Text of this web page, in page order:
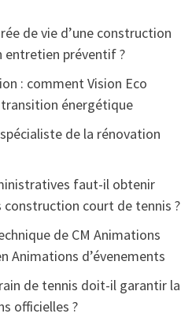
de vie d’une construction
entretien préventif ?
: comment Vision Eco
énergétique
de la rénovation
faut-il obtenir
construction court de tennis ?
de CM Animations
Animations d’évenements
de tennis doit-il garantir la
officielles ?